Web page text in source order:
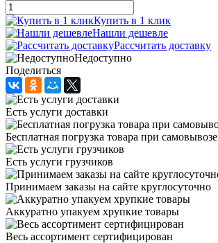
Купить в 1 клик
Нашли дешевле
Рассчитать доставку
Недоступно
Поделиться
Есть услуги доставки
Бесплатная погрузка товара при самовывозе
Есть услуги грузчиков
Принимаем заказы на сайте круглосуточно
Аккуратно упакуем хрупкие товары
Весь ассортимент сертифицирован